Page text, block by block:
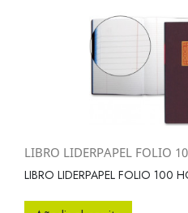
 Vista
LIBRO LIDERPAPEL FOLIO
LIBRO LIDERPAPEL FOLIO 100